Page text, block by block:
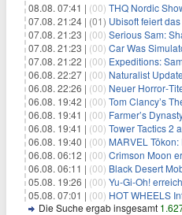
08.08. 07:41 | (00) THQ Nordic
07.08. 21:24 | (01) Ubisoft feiert das 25-
07.08. 21:23 | (00) Serious Sam:
07.08. 21:23 | (00) Car Was Simulator
07.08. 21:22 | (00) Expeditions: Samurai –
06.08. 22:27 | (00) Naturalist Update für Ball
06.08. 22:26 | (00) Neuer
06.08. 19:42 | (00) Tom Clancy’s The
06.08. 19:41 | (00) Farmer’s
06.08. 19:41 | (00) Tower Tactics 2
06.08. 19:40 | (00) MARVEL Tōkon:
06.08. 06:12 | (00) Crimson Moon
06.08. 06:11 | (00) Black Desert Mobile
05.08. 19:26 | (00) Yu‑Gi‑Oh! erreicht
05.08. 07:01 | (00) HOT WHEELS Infinite
Die Suche ergab insgesamt